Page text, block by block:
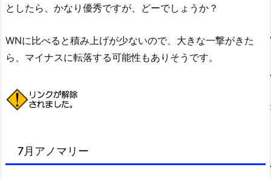
としたら、かなり優秀ですが、どーでしょうか？
WNに比べると積み上げが少ないので、大きな一撃がきた
ら、マイナスに転落する可能性もありそうです。
7月アノマリー